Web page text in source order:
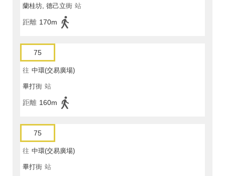
蘭桂坊, 德己立街 站
距離 170m
75
往 中環(交易廣場)
畢打街 站
距離 160m
75
往 中環(交易廣場)
畢打街 站